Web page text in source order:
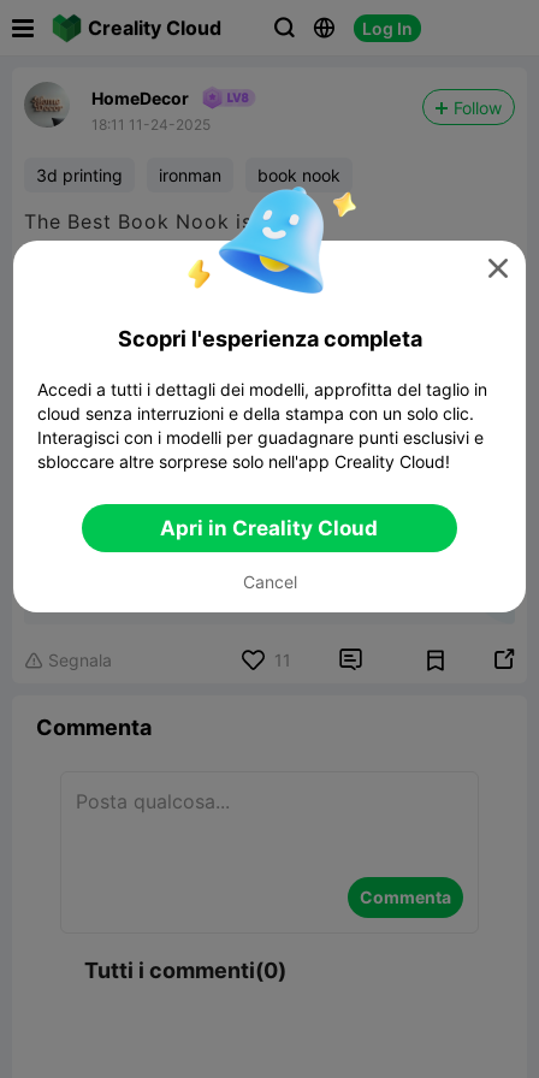
Creality Cloud   Log In
HomeDecor
18:11 11-24-2025
Follow
3d printing ironman book nook
The Best Book Nook is Here

 Segnala 11  
Commenta
Commenta
Tutti i commenti(0)

Scopri l'esperienza completa
Accedi a tutti i dettagli dei modelli, approfitta del taglio in
cloud senza interruzioni e della stampa con un solo clic.
Interagisci con i modelli per guadagnare punti esclusivi e
sbloccare altre sorprese solo nell'app Creality Cloud!
Apri in Creality Cloud
Cancel